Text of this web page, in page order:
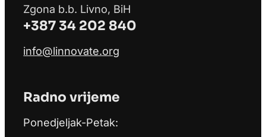
Zgona b.b. Livno, BiH
+387 34 202 840
info@linnovate.org
Radno vrijeme
Ponedjeljak-Petak: